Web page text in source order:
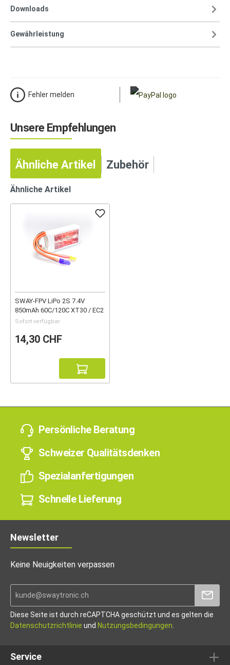
Downloads
Gewährleistung
Fehler melden
Unsere Empfehlungen
Ähnliche Artikel Zubehör
Ähnliche Artikel
SWAY-FPV LiPo 2S 7.4V
850mAh 60C/120C XT30 / EC2
Sofort verfügbar
14,30 CHF
Persönliche Beratung
Schweizer Qualitätsdenken
Spezialanfertigungen
Schnelle Lieferung
Newsletter
Keine Neuigkeiten verpassen
Diese Seite ist durch reCAPTCHA geschützt und es gelten die
Datenschutzrichtlinie und Nutzungsbedingungen
Service